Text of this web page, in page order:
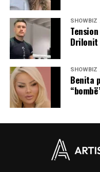
SHOWBIZ
Drilonit
SHOWBIZ
Benita